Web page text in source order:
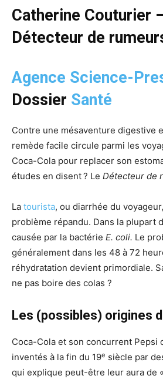
Catherine Couturier
Détecteur de
Agence Science-
Dossier Santé
Contre une mésaventure digestive
remède facile circule parmi les
Coca-Cola pour replacer son
études en disent ? Le Détecteur de
La tourista, ou diarrhée du
problème répandu. Dans la plupart
causée par la bactérie E. coli. Le
généralement dans les 48 à 72
réhydratation devient primordiale.
ne pas boire des colas ?
Les (possibles) origines
Coca-Cola et son concurrent Pepsi
inventés à la fin du 19e siècle par
qui explique peut-être leur aura de